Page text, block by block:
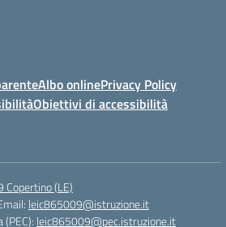
Albo onlinePrivacy Policy
Obiettivi di accessibilità
Copertino (LE)
leic865009@istruzione.it
leic865009@pec.istruzione.it